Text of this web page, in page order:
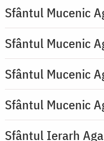
Sfântul Mucenic
Sfântul Mucenic
Sfântul Mucenic
Sfântul Mucenic
Sfântul Ierarh